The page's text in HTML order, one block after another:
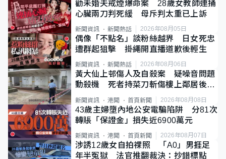
勸未婚夫戒煙爆命案 28歲女教師連捅
心臟兩刀判死緩 母斥判太重已上訴
新聞資訊 新聞熱話 2026年08月05日
偶像「不點名」談粉絲越界 日女死忠
遭群起狙擊 掛繩開直播道歉後輕生
新聞資訊 新聞熱話 2026年08月06日
黃大仙上邨傷人及自殺案 疑噪音問題
動殺機 死者持菜刀斬傷樓上鄰居後墮
新聞資訊 港聞 首頁新聞 2026年08月08日
43歲主婦墮內地公安電騙陷阱 分81次
轉賬「保證金」損失近6900萬元
新聞資訊 港聞 首頁新聞 2026年08月07日
涉誘12歲女自拍祼照 「A0」男捱足
年半冤獄 法官推翻裁決：抄錯標點